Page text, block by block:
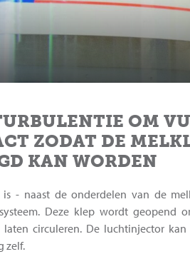
OM
ZODAT DE
KAN WORDEN
- naast de onderdelen van de
Deze klep wordt
circuleren. De luchtinjector
zelf.